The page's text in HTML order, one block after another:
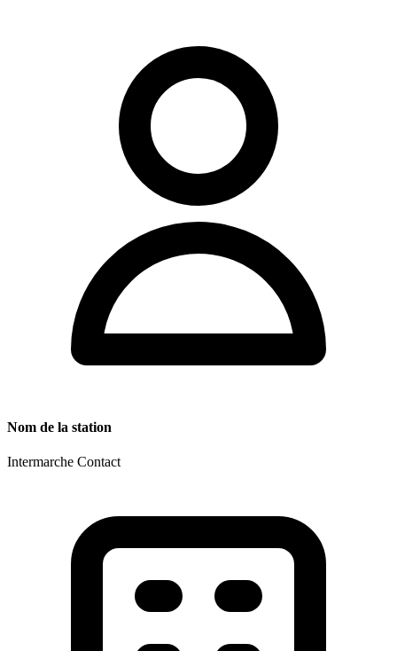
Nom de la station
Intermarche Contact